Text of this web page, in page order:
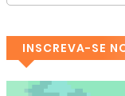
INSCREVA-SE